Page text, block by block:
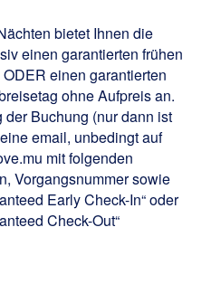
bietet Ihnen die
einen garantierten frühen
einen garantierten
ohne Aufpreis an.
der Buchung (nur dann ist
email, unbedingt auf
mit folgenden
Vorgangsnummer sowie
Early Check-In“ oder
Check-Out“